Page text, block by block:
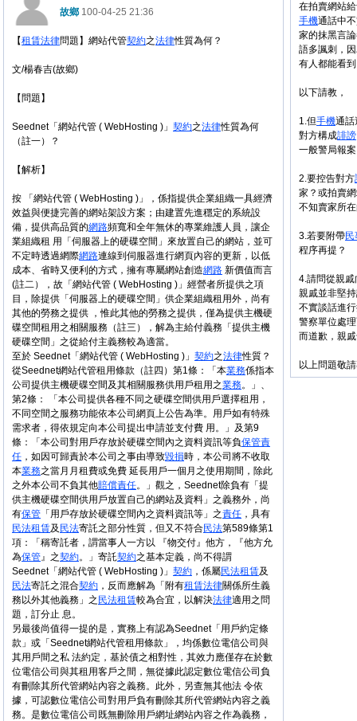
在拍賣網站
手機通話中
家的抹黑言
語多諷刺，
有人都能看
以下請教，
1.但手機通話
對方構成誹謗
一般警局報
2.要控告對方
家？或拍賣
不知賣家所
3.若要附帶
程序再提？
4.請問從親
親戚並非堅
不實談話進
警察單位處
而道歉，親
以上問題敬
故鄉100-04-25 21:36
【租賃法律問題】網站代管契約之法律性質為何？
文/楊春吉(故鄉)
【問題】
Seednet「網站代管 ( WebHosting )」 契約之法律性質為何
（註一）？
【解析】
按 「網站代管 ( WebHosting )」，係指提供企業組織一具經濟
效益與便捷完善的網站架設方案；由建置先進穩定的系統設
備，提供高品質的網路頻寬和全年無休的專業維護人員，讓企
業組織租 用「伺服器上的硬碟空間」來放置自己的網站，並可
不定時透過網際網路連線到伺服器進行網頁內容的更新，以低
成本、省時又便利的方式，擁有專屬網站創造網路 新價值而言
(註二），故「網站代管 ( WebHosting )」經營者所提供之項
目，除提供「伺服器上的硬碟空間」供企業組織租用外，尚有
其他的勞務之提供 ，惟此其他的勞務之提供，僅為提供主機硬
碟空間租用之相關服務（註三），解為主給付義務「提供主機
硬碟空間」之從給付主義務較為適當。
至於 Seednet「網站代管 ( WebHosting )」 契約之法律性質？
從Seednet網站代管租用條款（註四）第1條：「本業務係指本
公司提供主機硬碟空間及其相關服務供用戶租用之業務。」、
第2條： 「本公司提供各種不同之硬碟空間供用戶選擇租用，
不同空間之服務功能依本公司網頁上公告為準。用戶如有特殊
需求者，得依規定向本公司提出申請並支付費 用。」及第9
條：「本公司對用戶存放於硬碟空間內之資料資訊等負保管責
任 ，如因可歸責於本公司之事由導致毀損時，本公司將不收取
本業務之當月月租費或免費 延長用戶一個月之使用期間，除此
之外本公司不負其他賠償責任。」觀之，Seednet除負有「提
供主機硬碟空間供用戶放置自己的網站及資料」之義務外，尚
有保管 「用戶存放於硬碟空間內之資料資訊等」之責任 ，具有
民法租賃及 民法寄託之部分性質，但又不符合民法第589條第1
項：「稱寄託者，謂當事人一方以 『物交付』他方，『他方允
為保管』之契約。」寄託契約之基本定義，尚不得謂
Seednet「網站代管 ( WebHosting )」 契約 ，係屬民法租賃及
民法寄託之混合契約 ，反而應解為「附有租賃法律關係所生義
務以外其他義務」之 民法租賃較為合宜，以解決法律適用之問
題，訂分止 息。
另最後尚值得一提的是，實務上有認為Seednet「用戶約定條
款」或「Seednet網站代管租用條款」，均係數位電信公司與
其用戶間之私 法約定，基於債之相對性，其效力應僅存在於數
位電信公司與其租用客戶之間，無從據此認定數位電信公司負
有刪除其所代管網站內容之義務。此外，另查無其他法 令依
據，可認數位電信公司對用戶負有刪除其所代管網站內容之義
務。是數位電信公司既無刪除用戶網址網站內容之作為義務，